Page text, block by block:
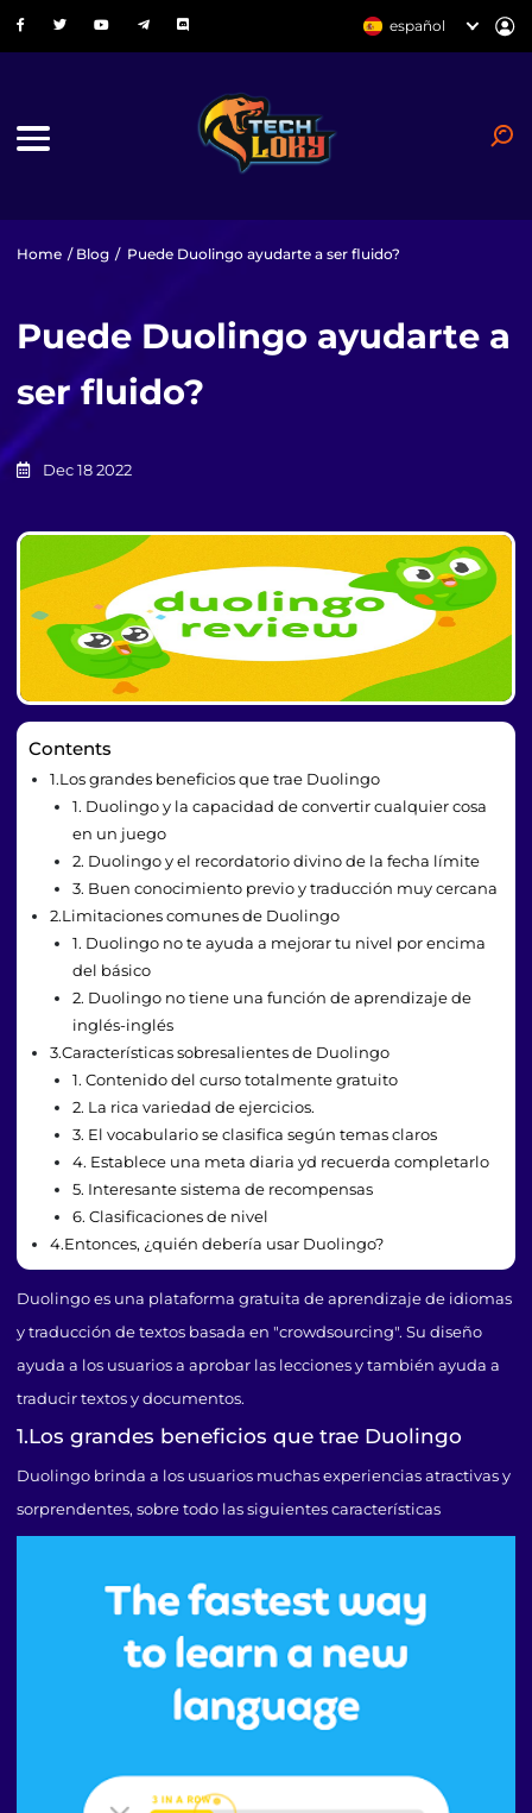
español
Home /Blog / Puede Duolingo ayudarte a ser fluido?
Puede Duolingo ayudarte a
ser fluido?
Dec 18 2022
Contents
1.Los grandes beneficios que trae Duolingo
1. Duolingo y la capacidad de convertir cualquier cosa
en un juego
2. Duolingo y el recordatorio divino de la fecha límite
3. Buen conocimiento previo y traducción muy cercana
2.Limitaciones comunes de Duolingo
1. Duolingo no te ayuda a mejorar tu nivel por encima
del básico
2. Duolingo no tiene una función de aprendizaje de
inglés-inglés
3.Características sobresalientes de Duolingo
1. Contenido del curso totalmente gratuito
2. La rica variedad de ejercicios.
3. El vocabulario se clasifica según temas claros
4. Establece una meta diaria yd recuerda completarlo
5. Interesante sistema de recompensas
6. Clasificaciones de nivel
4.Entonces, ¿quién debería usar Duolingo?
Duolingo es una plataforma gratuita de aprendizaje de idiomas
y traducción de textos basada en "crowdsourcing". Su diseño
ayuda a los usuarios a aprobar las lecciones y también ayuda a
traducir textos y documentos.
1.Los grandes beneficios que trae Duolingo
Duolingo brinda a los usuarios muchas experiencias atractivas y
sorprendentes, sobre todo las siguientes características